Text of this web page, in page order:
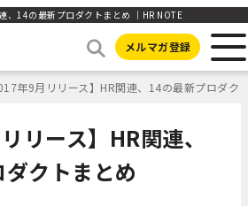
、14の最新プロダクトまとめ ｜HR NOTE
メルマガ登録
年9月リリース】HR関連、14の最新プロダク
リース】HR関連、
クトまとめ